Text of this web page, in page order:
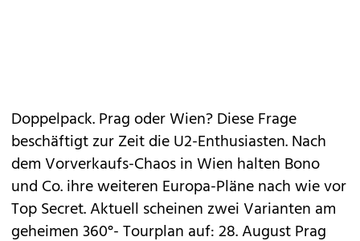
Doppelpack. Prag oder Wien? Diese Frage
beschäftigt zur Zeit die U2-Enthusiasten. Nach
demVorverkaufs-Chaosin Wien halten Bono
und Co. ihre weiteren Europa-Pläne nach wie vor
Top Secret. Aktuell scheinen zwei Varianten am
geheimen 360°- Tourplan auf: 28. August Prag